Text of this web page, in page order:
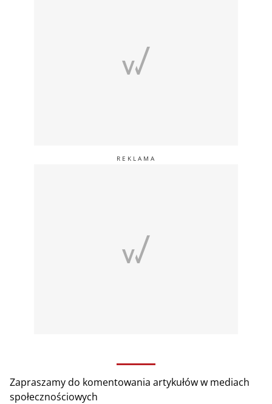
Zapraszamy do komentowania artykułów w mediach
społecznościowych